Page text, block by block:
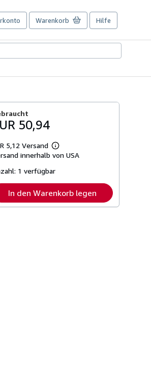
Warenkorb Hilfe
50,94
5,12 Versand
Weitere
Informationen
Versandkosten
innerhalb von USA
1 verfügbar
In den Warenkorb legen